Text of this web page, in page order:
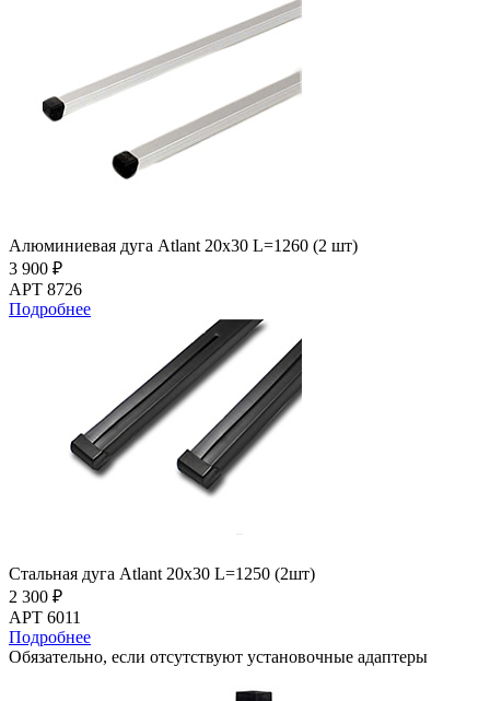
Алюминиевая дуга Atlant 20х30 L=1260 (2 шт)
3 900 ₽
АРТ 8726
Подробнее
Стальная дуга Atlant 20х30 L=1250 (2шт)
2 300 ₽
АРТ 6011
Подробнее
Обязательно, если отсутствуют установочные адаптеры